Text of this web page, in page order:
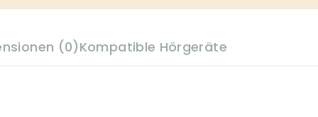
(0)Kompatible Hörgeräte